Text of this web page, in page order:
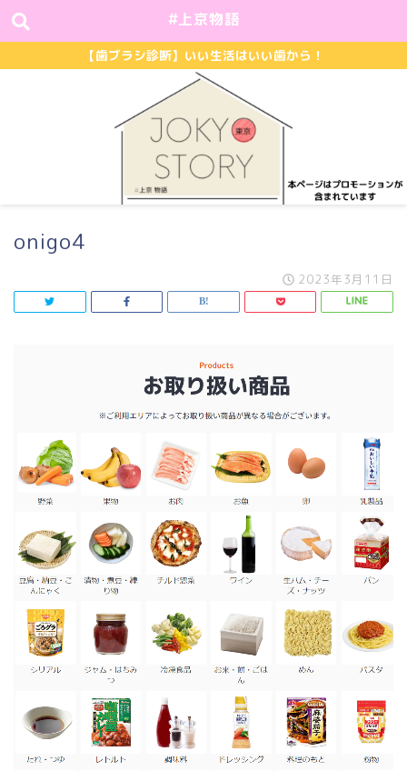
#上京物語
【歯ブラシ診断】いい生活はいい歯から！
onigo4
2023年3月11日